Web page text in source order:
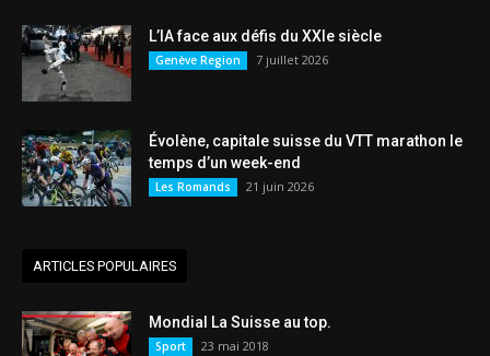
L’IA face aux défis du XXIe siècle
Genève Region 7 juillet 2026
Évolène, capitale suisse du VTT marathon le
temps d’un week-end
Les Romands 21 juin 2026
ARTICLES POPULAIRES
Mondial La Suisse au top.
Sport 23 mai 2018